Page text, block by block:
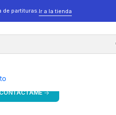
de partituras.Ir a la tienda
a mi tienda